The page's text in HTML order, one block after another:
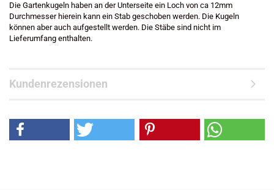
Die Gartenkugeln haben an der Unterseite ein Loch von ca 12mm
Durchmesser hierein kann ein Stab geschoben werden. Die Kugeln
können aber auch aufgestellt werden. Die Stäbe sind nicht im
Lieferumfang enthalten.
Kundenrezensionen